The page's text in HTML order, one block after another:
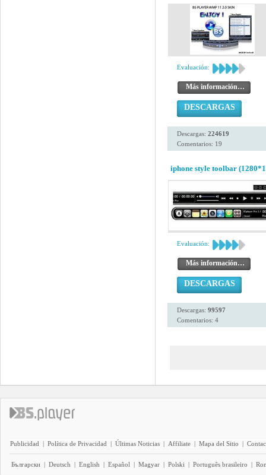
Evaluación:
Más información…
DESCARGAS
Descargas: 224619
Comentarios: 19
iphone style toolbar
Evaluación:
Más información…
DESCARGAS
Descargas: 99597
Comentarios: 4
Publicidad | Política de Privacidad | Últimas Noticias | Affiliate | Mapa del Sitio |
Български | Deutsch | English | Español | Magyar | Polski | Português brasileiro |